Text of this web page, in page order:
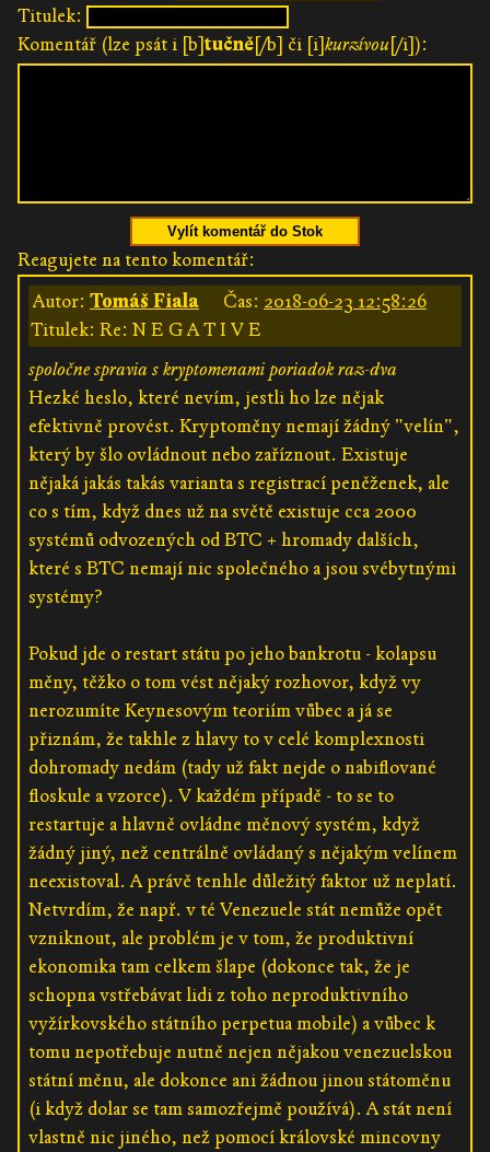
Titulek:
Komentář (lze psát i [b]tučně[/b] či [i]kurzívou[/i]):
Vylít komentář do Stok
Reagujete na tento komentář:
Autor: Tomáš Fiala Čas: 2018-06-23 12:58:26
Titulek: Re: N E G A T I V E
spoločne spravia s kryptomenami poriadok raz-dva
Hezké heslo, které nevím, jestli ho lze nějak
efektivně provést. Kryptoměny nemají žádný "velín",
který by šlo ovládnout nebo zaříznout. Existuje
nějaká jakás takás varianta s registrací peněženek, ale
co s tím, když dnes už na světě existuje cca 2000
systémů odvozených od BTC + hromady dalších,
které s BTC nemají nic společného a jsou svébytnými
systémy?
Pokud jde o restart státu po jeho bankrotu - kolapsu
měny, těžko o tom vést nějaký rozhovor, když vy
nerozumíte Keynesovým teoriím vůbec a já se
přiznám, že takhle z hlavy to v celé komplexnosti
dohromady nedám (tady už fakt nejde o nabiflované
floskule a vzorce). V každém případě - to se to
restartuje a hlavně ovládne měnový systém, když
žádný jiný, než centrálně ovládaný s nějakým velínem
neexistoval. A právě tenhle důležitý faktor už neplatí.
Netvrdím, že např. v té Venezuele stát nemůže opět
vzniknout, ale problém je v tom, že produktivní
ekonomika tam celkem šlape (dokonce tak, že je
schopna vstřebávat lidi z toho neproduktivního
vyžírkovského státního perpetua mobile) a vůbec k
tomu nepotřebuje nutně nejen nějakou venezuelskou
státní měnu, ale dokonce ani žádnou jinou státoměnu
(i když dolar se tam samozřejmě používá). A stát není
vlastně nic jiného, než pomocí královské mincovny